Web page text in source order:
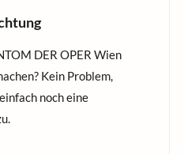
DER OPER Wien
Kein Problem,
noch eine